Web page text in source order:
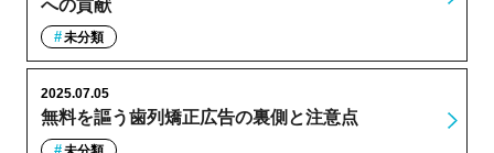
への貢献
未分類
無料を謳う歯列矯正広告の裏側と注意点
2025.07.05